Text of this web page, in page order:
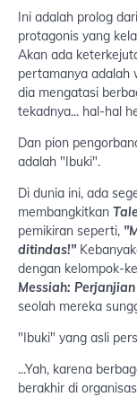
Ini adalah prolog
protagonis yang
Akan ada
pertamanya adalah
dia mengatasi
tekadnya... hal-hal
Dan pion
adalah "Ibuki".
Di dunia ini, ada
membangkitkan
pemikiran seperti,
ditindas!"
dengan kelompok-
Messiah:
seolah mereka
"Ibuki" yang asli
...Yah, karena
berakhir di